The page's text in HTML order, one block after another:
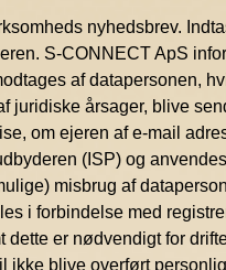
nyhedsbrev.
S-CONNECT ApS
af datapersonen,
årsager, blive
om ejeren af e-mail
(ISP) og
misbrug af
i forbindelse med
er nødvendigt for
blive overført